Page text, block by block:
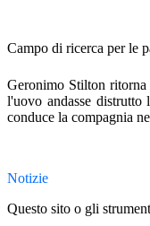
Campo di ricerca per le
Geronimo Stilton
l'uovo andasse
conduce la compagnia
Notizie
Questo sito o gli